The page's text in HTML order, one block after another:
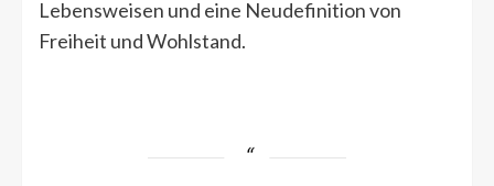
Lebensweisen und eine Neudefinition von
Freiheit und Wohlstand.